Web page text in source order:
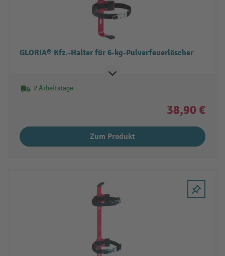
GLORIA® Kfz.-Halter für 6-kg-Pulverfeuerlöscher
2 Arbeitstage
38,90 €
Zum Produkt